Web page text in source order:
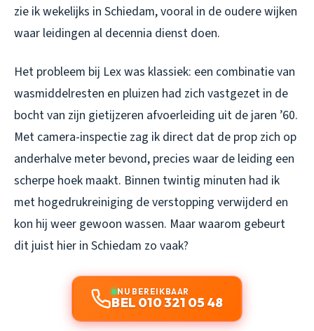
zie ik wekelijks in Schiedam, vooral in de oudere wijken
waar leidingen al decennia dienst doen.
Het probleem bij Lex was klassiek: een combinatie van
wasmiddelresten en pluizen had zich vastgezet in de
bocht van zijn gietijzeren afvoerleiding uit de jaren ’60.
Met camera-inspectie zag ik direct dat de prop zich op
anderhalve meter bevond, precies waar de leiding een
scherpe hoek maakt. Binnen twintig minuten had ik
met hogedrukreiniging de verstopping verwijderd en
kon hij weer gewoon wassen. Maar waarom gebeurt
dit juist hier in Schiedam zo vaak?
NU BEREIKBAAR
BEL 010 321 05 48